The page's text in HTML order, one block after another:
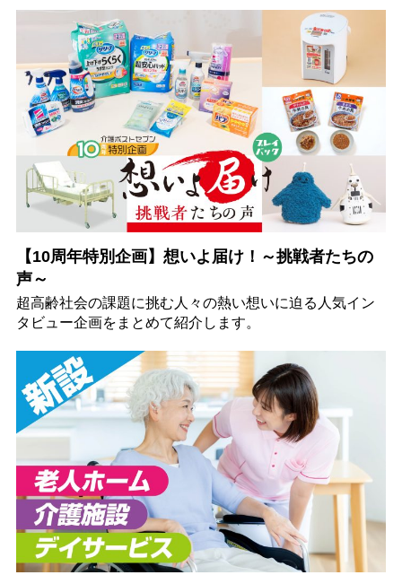
【10周年特別企画】想いよ届け！～挑戦者たちの
声～
超高齢社会の課題に挑む人々の熱い想いに迫る人気イン
タビュー企画をまとめて紹介します。